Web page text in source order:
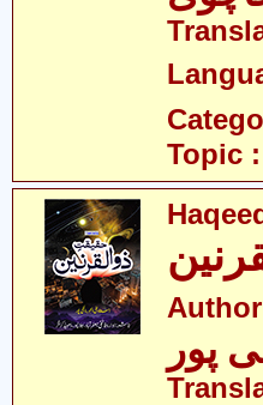
Topic :
پور